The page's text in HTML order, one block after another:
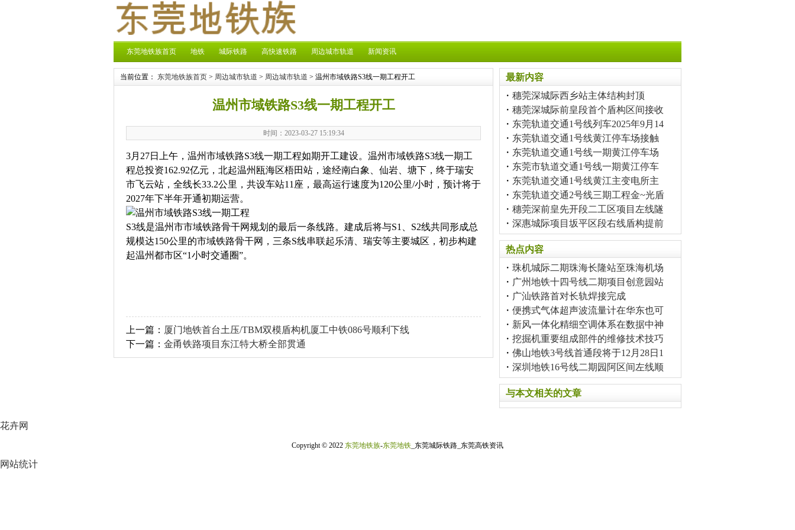
东莞地铁族首页 地铁 城际铁路 高快速铁路 周边城市轨道 新闻资讯
当前位置： 东莞地铁族首页 > 周边城市轨道 > 周边城市轨道 > 温州市域铁路S3线一期工程开工
温州市域铁路S3线一期工程开工
时间：2023-03-27 15:19:34
3月27日上午，温州市域铁路S3线一期工程如期开工建设。温州市域铁路S3线一期工
程总投资162.92亿元，北起温州瓯海区梧田站，途经南白象、仙岩、塘下，终于瑞安
市飞云站，全线长33.2公里，共设车站11座，最高运行速度为120公里/小时，预计将于
2027年下半年开通初期运营。
S3线是温州市市域铁路骨干网规划的最后一条线路。建成后将与S1、S2线共同形成总
规模达150公里的市域铁路骨干网，三条S线串联起乐清、瑞安等主要城区，初步构建
起温州都市区“1小时交通圈”。
上一篇： 厦门地铁首台土压/TBM双模盾构机厦工中铁086号顺利下线
下一篇： 金甬铁路项目东江特大桥全部贯通
最新内容
・ 穗莞深城际西乡站主体结构封顶
・ 穗莞深城际前皇段首个盾构区间接收
・ 东莞轨道交通1号线列车2025年9月14
・ 东莞轨道交通1号线黄江停车场接触
・ 东莞轨道交通1号线一期黄江停车场
・ 东莞市轨道交通1号线一期黄江停车
・ 东莞轨道交通1号线黄江主变电所主
・ 东莞轨道交通2号线三期工程金~光盾
・ 穗莞深前皇先开段二工区项目左线隧
・ 深惠城际项目坂平区段右线盾构提前
热点内容
・ 珠机城际二期珠海长隆站至珠海机场
・ 广州地铁十四号线二期项目创意园站
・ 广汕铁路首对长轨焊接完成
・ 便携式气体超声波流量计在华东也可
・ 新风一体化精细空调体系在数据中神
・ 挖掘机重要组成部件的维修技术技巧
・ 佛山地铁3号线首通段将于12月28日1
・ 深圳地铁16号线二期园阿区间左线顺
与本文相关的文章
花卉网
Copyright © 2022 东莞地铁族-东莞地铁 _东莞城际铁路_东莞高铁资讯
网站统计